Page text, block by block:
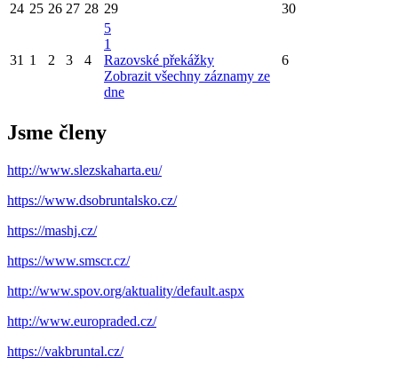
24 25 26 27 28 29 30
31 1 2 3 4
5
1
Razovské překážky
Zobrazit všechny záznamy ze
dne
6
Jsme členy
http://www.slezskaharta.eu/
https://www.dsobruntalsko.cz/
https://mashj.cz/
https://www.smscr.cz/
http://www.spov.org/aktuality/default.aspx
http://www.europraded.cz/
https://vakbruntal.cz/